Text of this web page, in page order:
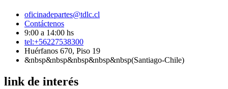
oficinadepartes@tdlc.cl
Contáctenos
9:00 a 14:00 hs
tel:+56227538300
Huérfanos 670, Piso 19
&nbsp&nbsp&nbsp&nbsp&nbsp(Santiago-Chile)
link de interés